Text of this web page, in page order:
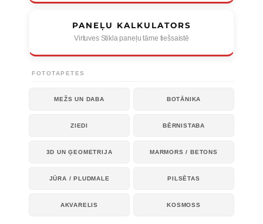
PANEĻU KALKULATORS
Virtuves Stikla paneļu tāme tiešsaistē
FOTOTAPETES
MEŽS UN DABA BOTĀNIKA
ZIEDI BĒRNISTABA
3D UN ĢEOMETRIJA MARMORS / BETONS
JŪRA / PLUDMALE PILSĒTAS
AKVARELIS KOSMOSS